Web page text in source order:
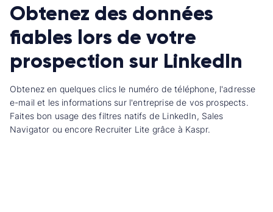
Obtenez des données
fiables lors de votre
prospection sur LinkedIn
Obtenez en quelques clics le numéro de téléphone, l'adresse
e-mail et les informations sur l'entreprise de vos prospects.
Faites bon usage des filtres natifs de LinkedIn, Sales
Navigator ou encore Recruiter Lite grâce à Kaspr.